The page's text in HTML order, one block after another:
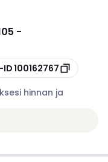
-
ID100162767
hinnan ja